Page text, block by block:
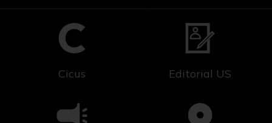
Cicus Editorial US